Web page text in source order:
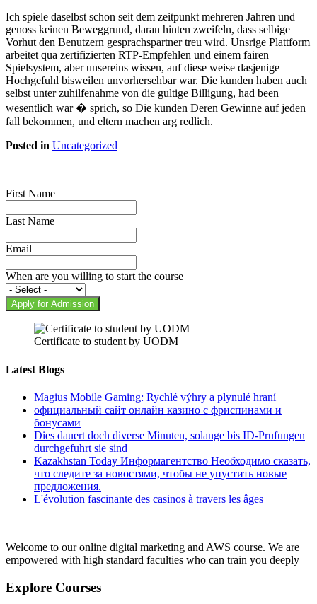
Ich spiele daselbst schon seit dem zeitpunkt mehreren Jahren und
genoss keinen Beweggrund, daran hinten zweifeln, dass selbige
Vorhut den Benutzern gesprachspartner treu wird. Unsrige Plattform
arbeitet qua zertifizierten RTP-Empfehlen und einem fairen
Spielsystem, aber unsereins wissen, auf diese weise dasjenige
Hochgefuhl bisweilen unvorhersehbar war. Die kunden haben auch
selbst unter zuhilfenahme von die gultige Billigung, had been
wesentlich war � sprich, so Die kunden Deren Gewinne auf jeden
fall bekommen, und eltern machen arg redlich.
Posted in Uncategorized
First Name
Last Name
Email
When are you willing to start the course
Apply for Admission
Certificate to student by UODM
Latest Blogs
Magius Mobile Gaming: Rychlé výhry a plynulé hraní
официальный сайт онлайн казино с фриспинами и
бонусами
Dies dauert doch diverse Minuten, solange bis ID-Prufungen
durchgefuhrt sie sind
Kazakhstan Today Информагентство Необходимо сказать,
что следите за новостями, чтобы не упустить новые
предложения.
L'évolution fascinante des casinos à travers les âges
Welcome to our online digital marketing and AWS course. We are
empowered with high standard faculties who can train you deeply
Explore Courses